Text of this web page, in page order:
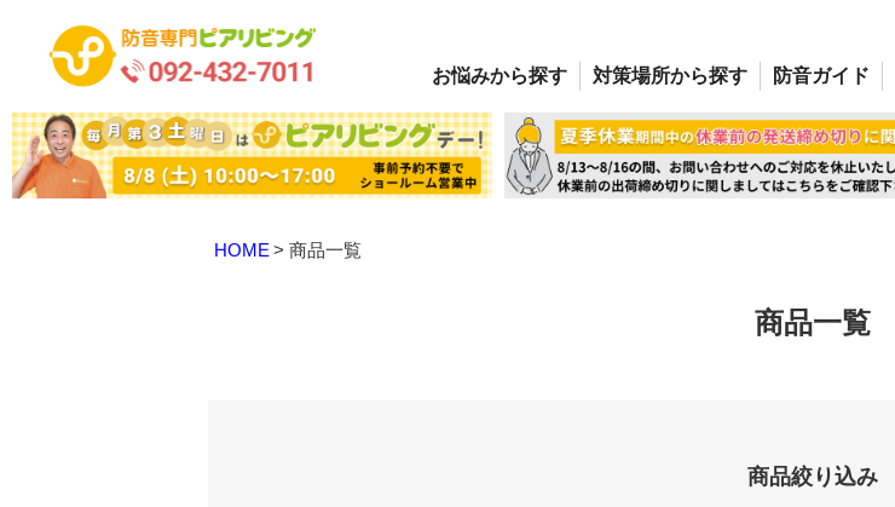
お悩みから探す 対策場所から探す 防音ガイド
HOME 商品一覧
商品一覧
商品絞り込み